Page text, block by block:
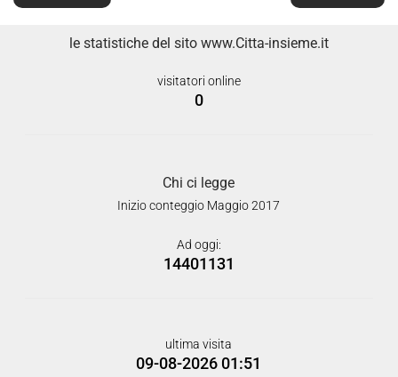
le statistiche del sito www.Citta-insieme.it
visitatori online
0
Chi ci legge
Inizio conteggio Maggio 2017
Ad oggi:
14401131
ultima visita
09-08-2026 01:51